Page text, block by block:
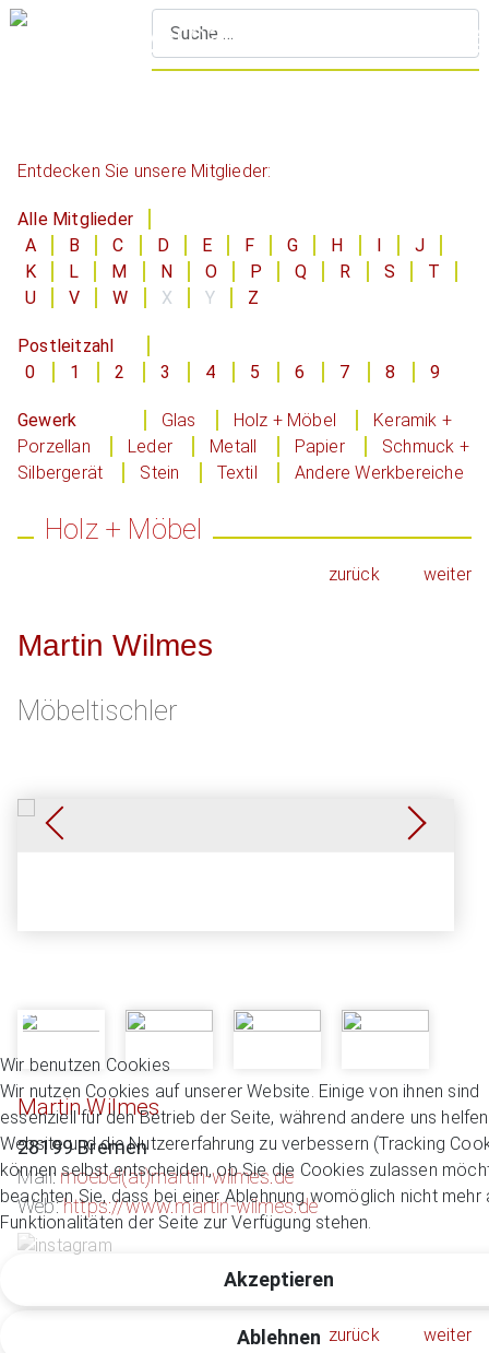
Entdecken Sie unsere Mitglieder:
Alle Mitglieder
A
B C D E F G H
J
K
L M N O P Q R S
T
U
V W X Y Z
Postleitzahl
0
1 2 3 4 5 6 7 8 9
Gewerk Glas Holz + Möbel
Keramik +
Porzellan
Leder Metall Papier
Schmuck +
Silbergerät
Stein Textil Andere Werkbereiche
Holz + Möbel
zurück weiter
Martin Wilmes
Möbeltischler
Martin Wilmes
28199 Bremen
Mail: moebel(at)martin-wilmes.de
Web:https://www.martin-wilmes.de
zurück weiter
Wir benutzen Cookies
Wir nutzen Cookies auf unserer Website. Einige von ihnen sind
essenziell für den Betrieb der Seite, während andere uns
Website und die Nutzererfahrung zu verbessern (Tracking
können selbst entscheiden, ob Sie die Cookies zulassen
beachten Sie, dass bei einer Ablehnung womöglich nicht mehr
Funktionalitäten der Seite zur Verfügung stehen.
Akzeptieren
Ablehnen